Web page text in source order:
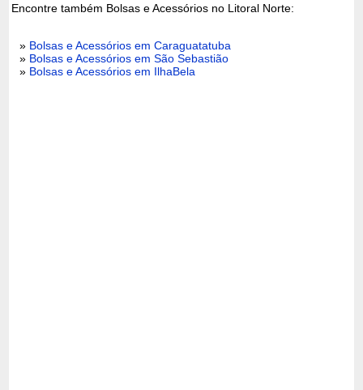
Encontre também Bolsas e Acessórios no Litoral Norte:
» Bolsas e Acessórios em Caraguatatuba
» Bolsas e Acessórios em São Sebastião
» Bolsas e Acessórios em IlhaBela